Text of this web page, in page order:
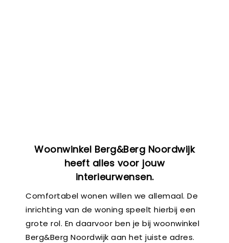
Woonwinkel Berg&Berg Noordwijk
heeft alles voor jouw
interieurwensen.
Comfortabel wonen willen we allemaal. De
inrichting van de woning speelt hierbij een
grote rol. En daarvoor ben je bij woonwinkel
Berg&Berg Noordwijk aan het juiste adres.